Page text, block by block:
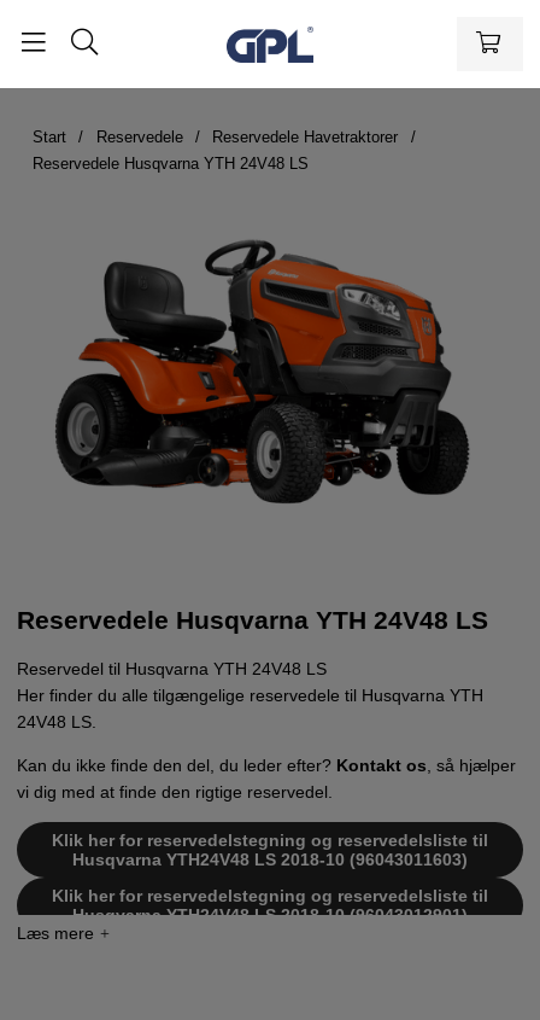
Start Reservedele
Reservedele Havetraktorer
Reservedele Husqvarna YTH 24V48 LS
Reservedele Husqvarna YTH 24V48 LS
Reservedel til Husqvarna YTH 24V48 LS
Her finder du alle tilgængelige reservedele til Husqvarna YTH
24V48 LS.
Kan du ikke finde den del, du leder efter? Kontakt os , så hjælper
vi dig med at finde den rigtige reservedel.
Klik her for reservedelstegning og reservedelsliste til
Husqvarna YTH24V48 LS 2018-10 (96043011603)
Klik her for reservedelstegning og reservedelsliste til
Husqvarna YTH24V48 LS 2018-10 (96043012901)